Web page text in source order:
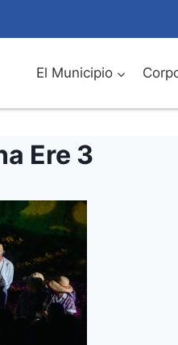
El Municipio
Ere 3